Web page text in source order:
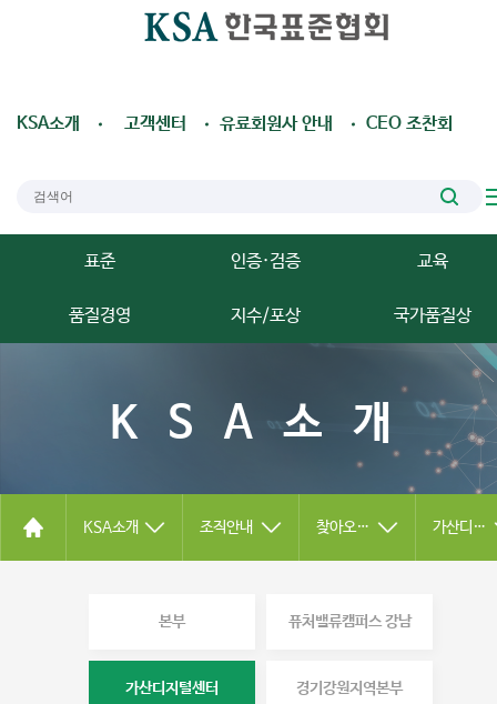
KSA소개 고객센터 유료회원사 안내 CEO 조찬회
표준 인증·검증 교육
품질경영 지수/포상 국가품질상
KSA소개
KSA소개 조직안내 찾아오시는길 가산디지털센터
본부 퓨처밸류캠퍼스 강남
가산디지털센터 경기강원지역본부